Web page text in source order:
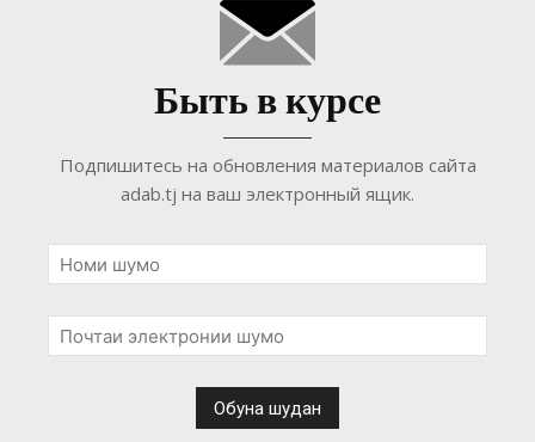
Быть в курсе
Подпишитесь на обновления материалов сайта
adab.tj на ваш электронный ящик.